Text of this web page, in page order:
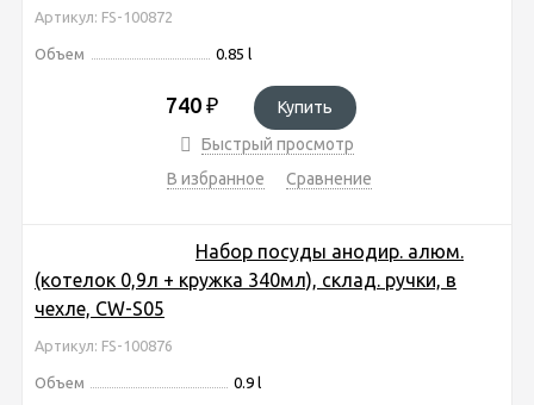
Артикул: FS-100872
Объем 0.85 l
740 ₽
Купить
Быстрый просмотр
В избранное
Сравнение
Набор посуды анодир. алюм.
(котелок 0,9л + кружка 340мл), склад. ручки, в
чехле, CW-S05
Артикул: FS-100876
Объем 0.9 l